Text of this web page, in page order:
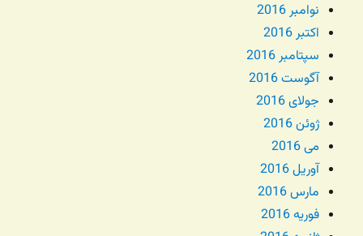
نوامبر 2016
اکتبر 2016
سپتامبر 2016
آگوست 2016
جولای 2016
ژوئن 2016
می 2016
آوریل 2016
مارس 2016
فوریه 2016